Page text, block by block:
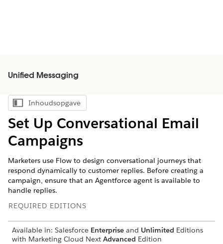
Unified Messaging
Inhoudsopgave weergeven
Inhoudsopgave
Set Up Conversational Email
Campaigns
Marketers use Flow to design conversational journeys that
respond dynamically to customer replies. Before creating a
campaign, ensure that an Agentforce agent is available to
handle replies.
REQUIRED EDITIONS
Available in: Salesforce Enterprise and Unlimited Editions
with Marketing Cloud Next Advanced Edition